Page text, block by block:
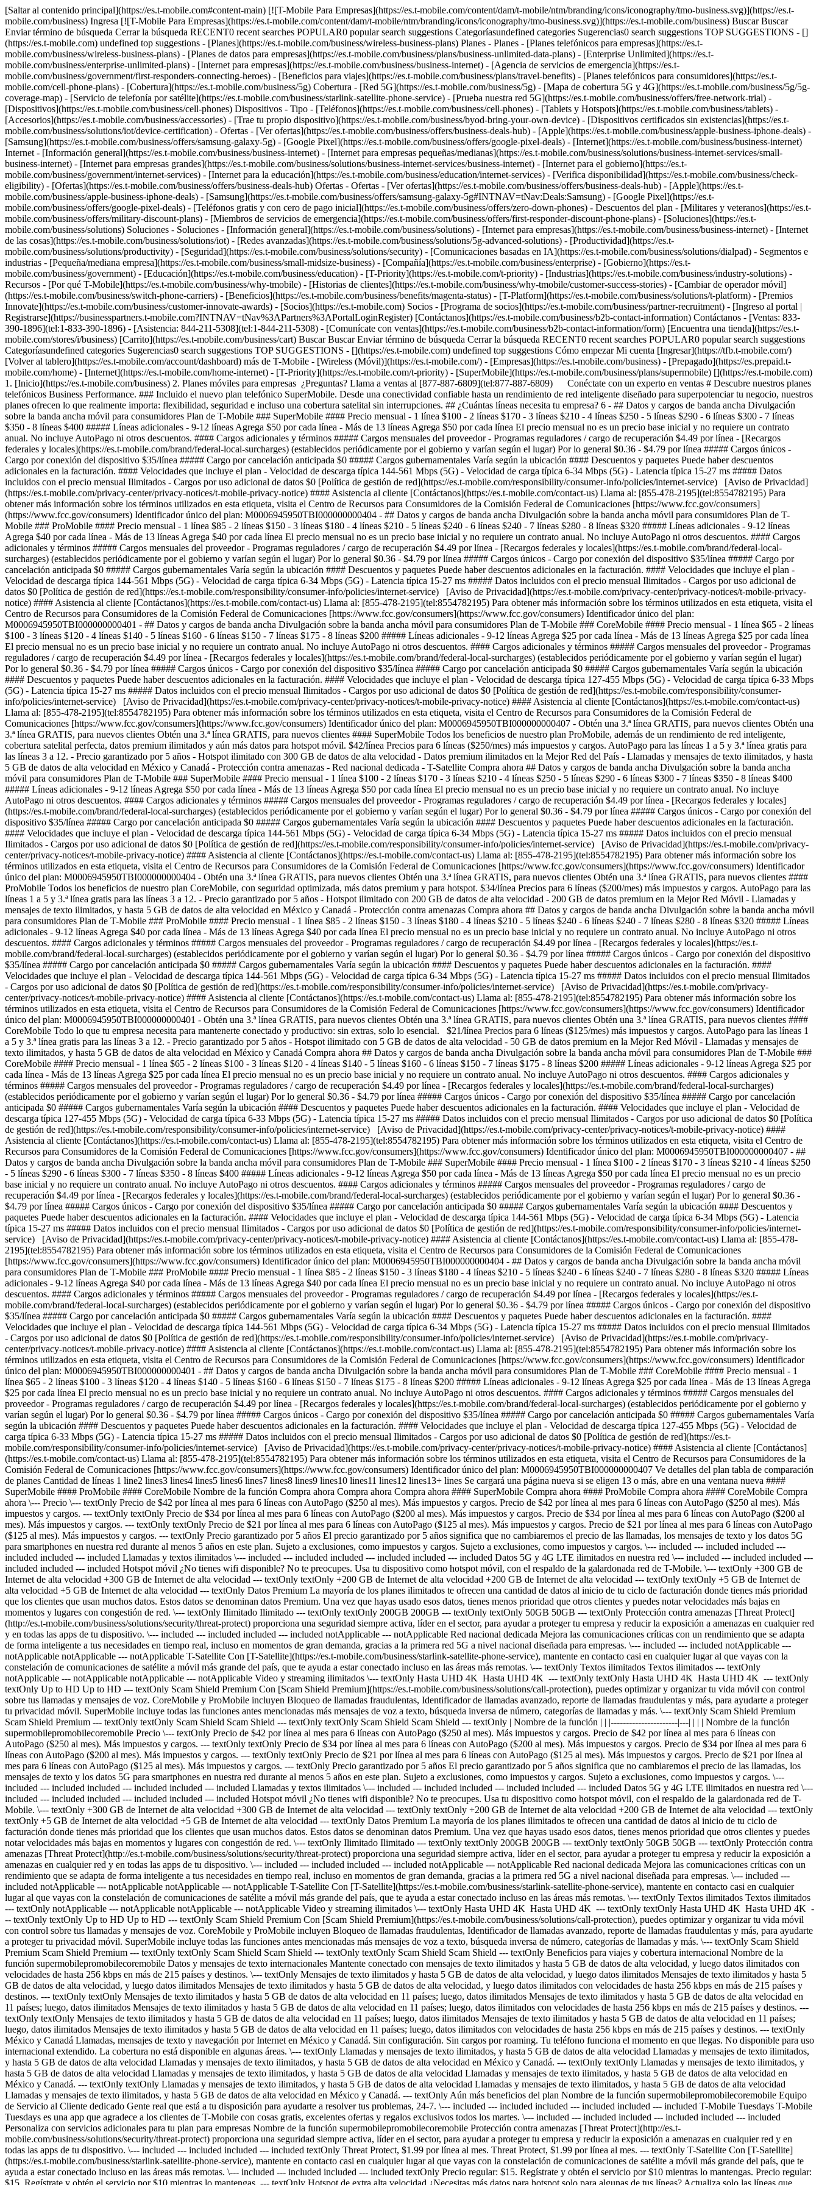
[Saltar al contenido principal](https://es.t-mobile.com#content-main) [![T-Mobile Para Empresas](https://es.t-mobile.com/content/dam/t-mobile/ntm/branding/icons/iconography/tmo-business.svg)](https://es.t-
mobile.com/business) Ingresa [![T-Mobile Para Empresas](https://es.t-mobile.com/content/dam/t-mobile/ntm/branding/icons/iconography/tmo-business.svg)](https://es.t-mobile.com/business) Buscar Buscar
Enviar término de búsqueda Cerrar la búsqueda RECENT0 recent searches POPULAR0 popular search suggestions Categoríasundefined categories Sugerencias0 search suggestions TOP SUGGESTIONS - []
(https://es.t-mobile.com) undefined top suggestions - [Planes](https://es.t-mobile.com/business/wireless-business-plans) Planes - Planes - [Planes telefónicos para empresas](https://es.t-
mobile.com/business/wireless-business-plans) - [Planes de datos para empresas](https://es.t-mobile.com/business/plans/business-unlimited-data-plans) - [Enterprise Unlimited](https://es.t-
mobile.com/business/enterprise-unlimited-plans) - [Internet para empresas](https://es.t-mobile.com/business/business-internet) - [Agencia de servicios de emergencia](https://es.t-
mobile.com/business/government/first-responders-connecting-heroes) - [Beneficios para viajes](https://es.t-mobile.com/business/plans/travel-benefits) - [Planes telefónicos para consumidores](https://es.t-
mobile.com/cell-phone-plans) - [Cobertura](https://es.t-mobile.com/business/5g) Cobertura - [Red 5G](https://es.t-mobile.com/business/5g) - [Mapa de cobertura 5G y 4G](https://es.t-mobile.com/business/5g/5g-
coverage-map) - [Servicio de telefonía por satélite](https://es.t-mobile.com/business/starlink-satellite-phone-service) - [Prueba nuestra red 5G](https://es.t-mobile.com/business/offers/free-network-trial) -
[Dispositivos](https://es.t-mobile.com/business/cell-phones) Dispositivos - Tipo - [Teléfonos](https://es.t-mobile.com/business/cell-phones) - [Tablets y Hotspots](https://es.t-mobile.com/business/tablets) -
[Accesorios](https://es.t-mobile.com/business/accessories) - [Trae tu propio dispositivo](https://es.t-mobile.com/business/byod-bring-your-own-device) - [Dispositivos certificados sin existencias](https://es.t-
mobile.com/business/solutions/iot/device-certification) - Ofertas - [Ver ofertas](https://es.t-mobile.com/business/offers/business-deals-hub) - [Apple](https://es.t-mobile.com/business/apple-business-iphone-deals) -
[Samsung](https://es.t-mobile.com/business/offers/samsung-galaxy-5g) - [Google Pixel](https://es.t-mobile.com/business/offers/google-pixel-deals) - [Internet](https://es.t-mobile.com/business/business-internet)
Internet - [Información general](https://es.t-mobile.com/business/business-internet) - [Internet para empresas pequeñas/medianas](https://es.t-mobile.com/business/solutions/business-internet-services/small-
business-internet) - [Internet para empresas grandes](https://es.t-mobile.com/business/solutions/business-internet-services/business-internet) - [Internet para el gobierno](https://es.t-
mobile.com/business/government/internet-services) - [Internet para la educación](https://es.t-mobile.com/business/education/internet-services) - [Verifica disponibilidad](https://es.t-mobile.com/business/check-
eligibility) - [Ofertas](https://es.t-mobile.com/business/offers/business-deals-hub) Ofertas - Ofertas - [Ver ofertas](https://es.t-mobile.com/business/offers/business-deals-hub) - [Apple](https://es.t-
mobile.com/business/apple-business-iphone-deals) - [Samsung](https://es.t-mobile.com/business/offers/samsung-galaxy-5g#INTNAV=tNav:Deals:Samsung) - [Google Pixel](https://es.t-
mobile.com/business/offers/google-pixel-deals) - [Teléfonos gratis y con cero de pago inicial](https://es.t-mobile.com/business/offers/zero-down-phones) - Descuentos del plan - [Militares y veteranos](https://es.t-
mobile.com/business/offers/military-discount-plans) - [Miembros de servicios de emergencia](https://es.t-mobile.com/business/offers/first-responder-discount-phone-plans) - [Soluciones](https://es.t-
mobile.com/business/solutions) Soluciones - Soluciones - [Información general](https://es.t-mobile.com/business/solutions) - [Internet para empresas](https://es.t-mobile.com/business/business-internet) - [Internet
de las cosas](https://es.t-mobile.com/business/solutions/iot) - [Redes avanzadas](https://es.t-mobile.com/business/solutions/5g-advanced-solutions) - [Productividad](https://es.t-
mobile.com/business/solutions/productivity) - [Seguridad](https://es.t-mobile.com/business/solutions/security) - [Comunicaciones basadas en IA](https://es.t-mobile.com/business/solutions/dialpad) - Segmentos e
industrias - [Pequeña/mediana empresa](https://es.t-mobile.com/business/small-midsize-business) - [Compañía](https://es.t-mobile.com/business/enterprise) - [Gobierno](https://es.t-
mobile.com/business/government) - [Educación](https://es.t-mobile.com/business/education) - [T-Priority](https://es.t-mobile.com/t-priority) - [Industrias](https://es.t-mobile.com/business/industry-solutions) -
Recursos - [Por qué T-Mobile](https://es.t-mobile.com/business/why-tmobile) - [Historias de clientes](https://es.t-mobile.com/business/why-tmobile/customer-success-stories) - [Cambiar de operador móvil]
(https://es.t-mobile.com/business/switch-phone-carriers) - [Beneficios](https://es.t-mobile.com/business/benefits/magenta-status) - [T-Platform](https://es.t-mobile.com/business/solutions/t-platform) - [Premios
Innovate](https://es.t-mobile.com/business/customer-innovate-awards) - [Socios](https://es.t-mobile.com) Socios - [Programa de socios](https://es.t-mobile.com/business/partner-recruitment) - [Ingreso al portal |
Registrarse](https://businesspartners.t-mobile.com?INTNAV=tNav%3APartners%3APortalLoginRegister) [Contáctanos](https://es.t-mobile.com/business/b2b-contact-information) Contáctanos - [Ventas: 833-
390-1896](tel:1-833-390-1896) - [Asistencia: 844-211-5308](tel:1-844-211-5308) - [Comunícate con ventas](https://es.t-mobile.com/business/b2b-contact-information/form) [Encuentra una tienda](https://es.t-
mobile.com/stores/i/business) [Carrito](https://es.t-mobile.com/business/cart) Buscar Buscar Enviar término de búsqueda Cerrar la búsqueda RECENT0 recent searches POPULAR0 popular search suggestions
Categoríasundefined categories Sugerencias0 search suggestions TOP SUGGESTIONS - [](https://es.t-mobile.com) undefined top suggestions Cómo empezar Mi cuenta [Ingresar](https://tfb.t-mobile.com/)
[Volver al tablero](https://es.t-mobile.com/account/dashboard) más de T-Mobile - [Wireless (Móvil)](https://es.t-mobile.com/) - [Empresas](https://es.t-mobile.com/business) - [Prepagado](https://es.prepaid.t-
mobile.com/home) - [Internet](https://es.t-mobile.com/home-internet) - [T-Priority](https://es.t-mobile.com/t-priority) - [SuperMobile](https://es.t-mobile.com/business/plans/supermobile) [](https://es.t-mobile.com)
1. [Inicio](https://es.t-mobile.com/business) 2. Planes móviles para empresas ¿Preguntas? Llama a ventas al [877-887-6809](tel:877-887-6809) Conéctate con un experto en ventas # Descubre nuestros planes
telefónicos Business Performance. ### Incluido el nuevo plan telefónico SuperMobile. Desde una conectividad confiable hasta un rendimiento de red inteligente diseñado para superpotenciar tu negocio, nuestros
planes ofrecen lo que realmente importa: flexibilidad, seguridad e incluso una cobertura satelital sin interrupciones. ## ¿Cuántas líneas necesita tu empresa? 6 - ## Datos y cargos de banda ancha Divulgación
sobre la banda ancha móvil para consumidores Plan de T-Mobile ### SuperMobile #### Precio mensual - 1 línea $100 - 2 líneas $170 - 3 líneas $210 - 4 líneas $250 - 5 líneas $290 - 6 líneas $300 - 7 líneas
$350 - 8 líneas $400 ##### Líneas adicionales - 9-12 líneas Agrega $50 por cada línea - Más de 13 líneas Agrega $50 por cada línea El precio mensual no es un precio base inicial y no requiere un contrato
anual. No incluye AutoPago ni otros descuentos. #### Cargos adicionales y términos ##### Cargos mensuales del proveedor - Programas reguladores / cargo de recuperación $4.49 por línea - [Recargos
federales y locales](https://es.t-mobile.com/brand/federal-local-surcharges) (establecidos periódicamente por el gobierno y varían según el lugar) Por lo general $0.36 - $4.79 por línea ##### Cargos únicos -
Cargo por conexión del dispositivo $35/línea ##### Cargo por cancelación anticipada $0 ##### Cargos gubernamentales Varía según la ubicación #### Descuentos y paquetes Puede haber descuentos
adicionales en la facturación. #### Velocidades que incluye el plan - Velocidad de descarga típica 144-561 Mbps (5G) - Velocidad de carga típica 6-34 Mbps (5G) - Latencia típica 15-27 ms ##### Datos
incluidos con el precio mensual Ilimitados - Cargos por uso adicional de datos $0 [Política de gestión de red](https://es.t-mobile.com/responsibility/consumer-info/policies/internet-service) [Aviso de Privacidad]
(https://es.t-mobile.com/privacy-center/privacy-notices/t-mobile-privacy-notice) #### Asistencia al cliente [Contáctanos](https://es.t-mobile.com/contact-us) Llama al: [855-478-2195](tel:8554782195) Para
obtener más información sobre los términos utilizados en esta etiqueta, visita el Centro de Recursos para Consumidores de la Comisión Federal de Comunicaciones [https://www.fcc.gov/consumers]
(https://www.fcc.gov/consumers) Identificador único del plan: M0006945950TBI000000000404 - ## Datos y cargos de banda ancha Divulgación sobre la banda ancha móvil para consumidores Plan de T-
Mobile ### ProMobile #### Precio mensual - 1 línea $85 - 2 líneas $150 - 3 líneas $180 - 4 líneas $210 - 5 líneas $240 - 6 líneas $240 - 7 líneas $280 - 8 líneas $320 ##### Líneas adicionales - 9-12 líneas
Agrega $40 por cada línea - Más de 13 líneas Agrega $40 por cada línea El precio mensual no es un precio base inicial y no requiere un contrato anual. No incluye AutoPago ni otros descuentos. #### Cargos
adicionales y términos ##### Cargos mensuales del proveedor - Programas reguladores / cargo de recuperación $4.49 por línea - [Recargos federales y locales](https://es.t-mobile.com/brand/federal-local-
surcharges) (establecidos periódicamente por el gobierno y varían según el lugar) Por lo general $0.36 - $4.79 por línea ##### Cargos únicos - Cargo por conexión del dispositivo $35/línea ##### Cargo por
cancelación anticipada $0 ##### Cargos gubernamentales Varía según la ubicación #### Descuentos y paquetes Puede haber descuentos adicionales en la facturación. #### Velocidades que incluye el plan -
Velocidad de descarga típica 144-561 Mbps (5G) - Velocidad de carga típica 6-34 Mbps (5G) - Latencia típica 15-27 ms ##### Datos incluidos con el precio mensual Ilimitados - Cargos por uso adicional de
datos $0 [Política de gestión de red](https://es.t-mobile.com/responsibility/consumer-info/policies/internet-service) [Aviso de Privacidad](https://es.t-mobile.com/privacy-center/privacy-notices/t-mobile-privacy-
notice) #### Asistencia al cliente [Contáctanos](https://es.t-mobile.com/contact-us) Llama al: [855-478-2195](tel:8554782195) Para obtener más información sobre los términos utilizados en esta etiqueta, visita el
Centro de Recursos para Consumidores de la Comisión Federal de Comunicaciones [https://www.fcc.gov/consumers](https://www.fcc.gov/consumers) Identificador único del plan:
M0006945950TBI000000000401 - ## Datos y cargos de banda ancha Divulgación sobre la banda ancha móvil para consumidores Plan de T-Mobile ### CoreMobile #### Precio mensual - 1 línea $65 - 2 líneas
$100 - 3 líneas $120 - 4 líneas $140 - 5 líneas $160 - 6 líneas $150 - 7 líneas $175 - 8 líneas $200 ##### Líneas adicionales - 9-12 líneas Agrega $25 por cada línea - Más de 13 líneas Agrega $25 por cada línea
El precio mensual no es un precio base inicial y no requiere un contrato anual. No incluye AutoPago ni otros descuentos. #### Cargos adicionales y términos ##### Cargos mensuales del proveedor - Programas
reguladores / cargo de recuperación $4.49 por línea - [Recargos federales y locales](https://es.t-mobile.com/brand/federal-local-surcharges) (establecidos periódicamente por el gobierno y varían según el lugar)
Por lo general $0.36 - $4.79 por línea ##### Cargos únicos - Cargo por conexión del dispositivo $35/línea ##### Cargo por cancelación anticipada $0 ##### Cargos gubernamentales Varía según la ubicación
#### Descuentos y paquetes Puede haber descuentos adicionales en la facturación. #### Velocidades que incluye el plan - Velocidad de descarga típica 127-455 Mbps (5G) - Velocidad de carga típica 6-33 Mbps
(5G) - Latencia típica 15-27 ms ##### Datos incluidos con el precio mensual Ilimitados - Cargos por uso adicional de datos $0 [Política de gestión de red](https://es.t-mobile.com/responsibility/consumer-
info/policies/internet-service) [Aviso de Privacidad](https://es.t-mobile.com/privacy-center/privacy-notices/t-mobile-privacy-notice) #### Asistencia al cliente [Contáctanos](https://es.t-mobile.com/contact-us)
Llama al: [855-478-2195](tel:8554782195) Para obtener más información sobre los términos utilizados en esta etiqueta, visita el Centro de Recursos para Consumidores de la Comisión Federal de
Comunicaciones [https://www.fcc.gov/consumers](https://www.fcc.gov/consumers) Identificador único del plan: M0006945950TBI000000000407 - Obtén una 3.ª línea GRATIS, para nuevos clientes Obtén una
3.ª línea GRATIS, para nuevos clientes Obtén una 3.ª línea GRATIS, para nuevos clientes #### SuperMobile Todos los beneficios de nuestro plan ProMobile, además de un rendimiento de red inteligente,
cobertura satelital perfecta, datos premium ilimitados y aún más datos para hotspot móvil. $42/línea Precios para 6 líneas ($250/mes) más impuestos y cargos. AutoPago para las líneas 1 a 5 y 3.ª línea gratis para
las líneas 3 a 12. - Precio garantizado por 5 años - Hotspot ilimitado con 300 GB de datos de alta velocidad - Datos premium ilimitados en la Mejor Red del País - Llamadas y mensajes de texto ilimitados, y hasta
5 GB de datos de alta velocidad en México y Canadá - Protección contra amenazas - Red nacional dedicada - T-Satellite Compra ahora ## Datos y cargos de banda ancha Divulgación sobre la banda ancha
móvil para consumidores Plan de T-Mobile ### SuperMobile #### Precio mensual - 1 línea $100 - 2 líneas $170 - 3 líneas $210 - 4 líneas $250 - 5 líneas $290 - 6 líneas $300 - 7 líneas $350 - 8 líneas $400
##### Líneas adicionales - 9-12 líneas Agrega $50 por cada línea - Más de 13 líneas Agrega $50 por cada línea El precio mensual no es un precio base inicial y no requiere un contrato anual. No incluye
AutoPago ni otros descuentos. #### Cargos adicionales y términos ##### Cargos mensuales del proveedor - Programas reguladores / cargo de recuperación $4.49 por línea - [Recargos federales y locales]
(https://es.t-mobile.com/brand/federal-local-surcharges) (establecidos periódicamente por el gobierno y varían según el lugar) Por lo general $0.36 - $4.79 por línea ##### Cargos únicos - Cargo por conexión del
dispositivo $35/línea ##### Cargo por cancelación anticipada $0 ##### Cargos gubernamentales Varía según la ubicación #### Descuentos y paquetes Puede haber descuentos adicionales en la facturación.
#### Velocidades que incluye el plan - Velocidad de descarga típica 144-561 Mbps (5G) - Velocidad de carga típica 6-34 Mbps (5G) - Latencia típica 15-27 ms ##### Datos incluidos con el precio mensual
Ilimitados - Cargos por uso adicional de datos $0 [Política de gestión de red](https://es.t-mobile.com/responsibility/consumer-info/policies/internet-service) [Aviso de Privacidad](https://es.t-mobile.com/privacy-
center/privacy-notices/t-mobile-privacy-notice) #### Asistencia al cliente [Contáctanos](https://es.t-mobile.com/contact-us) Llama al: [855-478-2195](tel:8554782195) Para obtener más información sobre los
términos utilizados en esta etiqueta, visita el Centro de Recursos para Consumidores de la Comisión Federal de Comunicaciones [https://www.fcc.gov/consumers](https://www.fcc.gov/consumers) Identificador
único del plan: M0006945950TBI000000000404 - Obtén una 3.ª línea GRATIS, para nuevos clientes Obtén una 3.ª línea GRATIS, para nuevos clientes Obtén una 3.ª línea GRATIS, para nuevos clientes ####
ProMobile Todos los beneficios de nuestro plan CoreMobile, con seguridad optimizada, más datos premium y para hotspot. $34/línea Precios para 6 líneas ($200/mes) más impuestos y cargos. AutoPago para las
líneas 1 a 5 y 3.ª línea gratis para las líneas 3 a 12. - Precio garantizado por 5 años - Hotspot ilimitado con 200 GB de datos de alta velocidad - 200 GB de datos premium en la Mejor Red Móvil - Llamadas y
mensajes de texto ilimitados, y hasta 5 GB de datos de alta velocidad en México y Canadá - Protección contra amenazas Compra ahora ## Datos y cargos de banda ancha Divulgación sobre la banda ancha móvil
para consumidores Plan de T-Mobile ### ProMobile #### Precio mensual - 1 línea $85 - 2 líneas $150 - 3 líneas $180 - 4 líneas $210 - 5 líneas $240 - 6 líneas $240 - 7 líneas $280 - 8 líneas $320 ##### Líneas
adicionales - 9-12 líneas Agrega $40 por cada línea - Más de 13 líneas Agrega $40 por cada línea El precio mensual no es un precio base inicial y no requiere un contrato anual. No incluye AutoPago ni otros
descuentos. #### Cargos adicionales y términos ##### Cargos mensuales del proveedor - Programas reguladores / cargo de recuperación $4.49 por línea - [Recargos federales y locales](https://es.t-
mobile.com/brand/federal-local-surcharges) (establecidos periódicamente por el gobierno y varían según el lugar) Por lo general $0.36 - $4.79 por línea ##### Cargos únicos - Cargo por conexión del dispositivo
$35/línea ##### Cargo por cancelación anticipada $0 ##### Cargos gubernamentales Varía según la ubicación #### Descuentos y paquetes Puede haber descuentos adicionales en la facturación. ####
Velocidades que incluye el plan - Velocidad de descarga típica 144-561 Mbps (5G) - Velocidad de carga típica 6-34 Mbps (5G) - Latencia típica 15-27 ms ##### Datos incluidos con el precio mensual Ilimitados
- Cargos por uso adicional de datos $0 [Política de gestión de red](https://es.t-mobile.com/responsibility/consumer-info/policies/internet-service) [Aviso de Privacidad](https://es.t-mobile.com/privacy-
center/privacy-notices/t-mobile-privacy-notice) #### Asistencia al cliente [Contáctanos](https://es.t-mobile.com/contact-us) Llama al: [855-478-2195](tel:8554782195) Para obtener más información sobre los
términos utilizados en esta etiqueta, visita el Centro de Recursos para Consumidores de la Comisión Federal de Comunicaciones [https://www.fcc.gov/consumers](https://www.fcc.gov/consumers) Identificador
único del plan: M0006945950TBI000000000401 - Obtén una 3.ª línea GRATIS, para nuevos clientes Obtén una 3.ª línea GRATIS, para nuevos clientes Obtén una 3.ª línea GRATIS, para nuevos clientes ####
CoreMobile Todo lo que tu empresa necesita para mantenerte conectado y productivo: sin extras, solo lo esencial. $21/línea Precios para 6 líneas ($125/mes) más impuestos y cargos. AutoPago para las líneas 1
a 5 y 3.ª línea gratis para las líneas 3 a 12. - Precio garantizado por 5 años - Hotspot ilimitado con 5 GB de datos de alta velocidad - 50 GB de datos premium en la Mejor Red Móvil - Llamadas y mensajes de
texto ilimitados, y hasta 5 GB de datos de alta velocidad en México y Canadá Compra ahora ## Datos y cargos de banda ancha Divulgación sobre la banda ancha móvil para consumidores Plan de T-Mobile ###
CoreMobile #### Precio mensual - 1 línea $65 - 2 líneas $100 - 3 líneas $120 - 4 líneas $140 - 5 líneas $160 - 6 líneas $150 - 7 líneas $175 - 8 líneas $200 ##### Líneas adicionales - 9-12 líneas Agrega $25 por
cada línea - Más de 13 líneas Agrega $25 por cada línea El precio mensual no es un precio base inicial y no requiere un contrato anual. No incluye AutoPago ni otros descuentos. #### Cargos adicionales y
términos ##### Cargos mensuales del proveedor - Programas reguladores / cargo de recuperación $4.49 por línea - [Recargos federales y locales](https://es.t-mobile.com/brand/federal-local-surcharges)
(establecidos periódicamente por el gobierno y varían según el lugar) Por lo general $0.36 - $4.79 por línea ##### Cargos únicos - Cargo por conexión del dispositivo $35/línea ##### Cargo por cancelación
anticipada $0 ##### Cargos gubernamentales Varía según la ubicación #### Descuentos y paquetes Puede haber descuentos adicionales en la facturación. #### Velocidades que incluye el plan - Velocidad de
descarga típica 127-455 Mbps (5G) - Velocidad de carga típica 6-33 Mbps (5G) - Latencia típica 15-27 ms ##### Datos incluidos con el precio mensual Ilimitados - Cargos por uso adicional de datos $0 [Política
de gestión de red](https://es.t-mobile.com/responsibility/consumer-info/policies/internet-service) [Aviso de Privacidad](https://es.t-mobile.com/privacy-center/privacy-notices/t-mobile-privacy-notice) ####
Asistencia al cliente [Contáctanos](https://es.t-mobile.com/contact-us) Llama al: [855-478-2195](tel:8554782195) Para obtener más información sobre los términos utilizados en esta etiqueta, visita el Centro de
Recursos para Consumidores de la Comisión Federal de Comunicaciones [https://www.fcc.gov/consumers](https://www.fcc.gov/consumers) Identificador único del plan: M0006945950TBI000000000407 - ## Datos y cargos de banda ancha Divulgación sobre la banda ancha móvil para consumidores Plan de T-Mobile ### SuperMobile #### Precio mensual - 1 línea $100 - 2 líneas $170 - 3 líneas $210 - 4 líneas $250 - 5 líneas $290 - 6 líneas $300 - 7 líneas $350 - 8 líneas $400 ##### Líneas adicionales - 9-12 líneas Agrega $50 por cada línea - Más de 13 líneas Agrega $50 por cada línea El precio mensual no es un precio base inicial y no requiere un contrato anual. No incluye AutoPago ni otros descuentos. #### Cargos adicionales y términos ##### Cargos mensuales del proveedor - Programas reguladores / cargo de recuperación $4.49 por línea - [Recargos federales y locales](https://es.t-mobile.com/brand/federal-local-surcharges) (establecidos periódicamente por el gobierno y varían según el lugar) Por lo general $0.36 - $4.79 por línea ##### Cargos únicos - Cargo por conexión del dispositivo $35/línea ##### Cargo por cancelación anticipada $0 ##### Cargos gubernamentales Varía según la ubicación #### Descuentos y paquetes Puede haber descuentos adicionales en la facturación. #### Velocidades que incluye el plan - Velocidad de descarga típica 144-561 Mbps (5G) - Velocidad de carga típica 6-34 Mbps (5G) - Latencia típica 15-27 ms ##### Datos incluidos con el precio mensual Ilimitados - Cargos por uso adicional de datos $0 [Política de gestión de red](https://es.t-mobile.com/responsibility/consumer-info/policies/internet-service) [Aviso de Privacidad](https://es.t-mobile.com/privacy-center/privacy-notices/t-mobile-privacy-notice) #### Asistencia al cliente [Contáctanos](https://es.t-mobile.com/contact-us) Llama al: [855-478-2195](tel:8554782195) Para obtener más información sobre los términos utilizados en esta etiqueta, visita el Centro de Recursos para Consumidores de la Comisión Federal de Comunicaciones [https://www.fcc.gov/consumers](https://www.fcc.gov/consumers) Identificador único del plan: M0006945950TBI000000000404 - ## Datos y cargos de banda ancha Divulgación sobre la banda ancha móvil para consumidores Plan de T-Mobile ### ProMobile #### Precio mensual - 1 línea $85 - 2 líneas $150 - 3 líneas $180 - 4 líneas $210 - 5 líneas $240 - 6 líneas $240 - 7 líneas $280 - 8 líneas $320 ##### Líneas adicionales - 9-12 líneas Agrega $40 por cada línea - Más de 13 líneas Agrega $40 por cada línea El precio mensual no es un precio base inicial y no requiere un contrato anual. No incluye AutoPago ni otros descuentos. #### Cargos adicionales y términos ##### Cargos mensuales del proveedor - Programas reguladores / cargo de recuperación $4.49 por línea - [Recargos federales y locales](https://es.t-mobile.com/brand/federal-local-surcharges) (establecidos periódicamente por el gobierno y varían según el lugar) Por lo general $0.36 - $4.79 por línea ##### Cargos únicos - Cargo por conexión del dispositivo $35/línea ##### Cargo por cancelación anticipada $0 ##### Cargos gubernamentales Varía según la ubicación #### Descuentos y paquetes Puede haber descuentos adicionales en la facturación. #### Velocidades que incluye el plan - Velocidad de descarga típica 144-561 Mbps (5G) - Velocidad de carga típica 6-34 Mbps (5G) - Latencia típica 15-27 ms ##### Datos incluidos con el precio mensual Ilimitados - Cargos por uso adicional de datos $0 [Política de gestión de red](https://es.t-mobile.com/responsibility/consumer-info/policies/internet-service) [Aviso de Privacidad](https://es.t-mobile.com/privacy-center/privacy-notices/t-mobile-privacy-notice) #### Asistencia al cliente [Contáctanos](https://es.t-mobile.com/contact-us) Llama al: [855-478-2195](tel:8554782195) Para obtener más información sobre los términos utilizados en esta etiqueta, visita el Centro de Recursos para Consumidores de la Comisión Federal de Comunicaciones [https://www.fcc.gov/consumers](https://www.fcc.gov/consumers) Identificador único del plan: M0006945950TBI000000000401 - ## Datos y cargos de banda ancha Divulgación sobre la banda ancha móvil para consumidores Plan de T-Mobile ### CoreMobile #### Precio mensual - 1 línea $65 - 2 líneas $100 - 3 líneas $120 - 4 líneas $140 - 5 líneas $160 - 6 líneas $150 - 7 líneas $175 - 8 líneas $200 ##### Líneas adicionales - 9-12 líneas Agrega $25 por cada línea - Más de 13 líneas Agrega $25 por cada línea El precio mensual no es un precio base inicial y no requiere un contrato anual. No incluye AutoPago ni otros descuentos. #### Cargos adicionales y términos ##### Cargos mensuales del proveedor - Programas reguladores / cargo de recuperación $4.49 por línea - [Recargos federales y locales](https://es.t-mobile.com/brand/federal-local-surcharges) (establecidos periódicamente por el gobierno y varían según el lugar) Por lo general $0.36 - $4.79 por línea ##### Cargos únicos - Cargo por conexión del dispositivo $35/línea ##### Cargo por cancelación anticipada $0 ##### Cargos gubernamentales Varía según la ubicación #### Descuentos y paquetes Puede haber descuentos adicionales en la facturación. #### Velocidades que incluye el plan - Velocidad de descarga típica 127-455 Mbps (5G) - Velocidad de carga típica 6-33 Mbps (5G) - Latencia típica 15-27 ms ##### Datos incluidos con el precio mensual Ilimitados - Cargos por uso adicional de datos $0 [Política de gestión de red](https://es.t-mobile.com/responsibility/consumer-info/policies/internet-service) [Aviso de Privacidad](https://es.t-mobile.com/privacy-center/privacy-notices/t-mobile-privacy-notice) #### Asistencia al cliente [Contáctanos](https://es.t-mobile.com/contact-us) Llama al: [855-478-2195](tel:8554782195) Para obtener más información sobre los términos utilizados en esta etiqueta, visita el Centro de Recursos para Consumidores de la Comisión Federal de Comunicaciones [https://www.fcc.gov/consumers](https://www.fcc.gov/consumers) Identificador único del plan: M0006945950TBI000000000407 Ve detalles del plan tabla de comparación de planes Cantidad de líneas 1 line2 lines3 lines4 lines5 lines6 lines7 lines8 lines9 lines10 lines11 lines12 lines13+ lines Se cargará una página nueva si se eligen 13 o más, abre en una ventana nueva #### SuperMobile #### ProMobile #### CoreMobile Nombre de la función Compra ahora Compra ahora Compra ahora #### SuperMobile Compra ahora #### ProMobile Compra ahora #### CoreMobile Compra ahora \--- Precio \--- textOnly Precio de $42 por línea al mes para 6 líneas con AutoPago ($250 al mes). Más impuestos y cargos. Precio de $42 por línea al mes para 6 líneas con AutoPago ($250 al mes). Más impuestos y cargos. --- textOnly textOnly Precio de $34 por línea al mes para 6 líneas con AutoPago ($200 al mes). Más impuestos y cargos. Precio de $34 por línea al mes para 6 líneas con AutoPago ($200 al mes). Más impuestos y cargos. --- textOnly textOnly Precio de $21 por línea al mes para 6 líneas con AutoPago ($125 al mes). Más impuestos y cargos. Precio de $21 por línea al mes para 6 líneas con AutoPago ($125 al mes). Más impuestos y cargos. --- textOnly Precio garantizado por 5 años El precio garantizado por 5 años significa que no cambiaremos el precio de las llamadas, los mensajes de texto y los datos 5G para smartphones en nuestra red durante al menos 5 años en este plan. Sujeto a exclusiones, como impuestos y cargos. Sujeto a exclusiones, como impuestos y cargos. \--- included --- included included --- included included --- included Llamadas y textos ilimitados \--- included --- included included --- included included --- included Datos 5G y 4G LTE ilimitados en nuestra red \--- included --- included included --- included included --- included Hotspot móvil ¿No tienes wifi disponible? No te preocupes. Usa tu dispositivo como hotspot móvil, con el respaldo de la galardonada red de T-Mobile. \--- textOnly +300 GB de Internet de alta velocidad +300 GB de Internet de alta velocidad --- textOnly textOnly +200 GB de Internet de alta velocidad +200 GB de Internet de alta velocidad --- textOnly textOnly +5 GB de Internet de alta velocidad +5 GB de Internet de alta velocidad --- textOnly Datos Premium La mayoría de los planes ilimitados te ofrecen una cantidad de datos al inicio de tu ciclo de facturación donde tienes más prioridad que los clientes que usan muchos datos. Estos datos se denominan datos Premium. Una vez que hayas usado esos datos, tienes menos prioridad que otros clientes y puedes notar velocidades más bajas en momentos y lugares con congestión de red. \--- textOnly Ilimitado Ilimitado --- textOnly textOnly 200GB 200GB --- textOnly textOnly 50GB 50GB --- textOnly Protección contra amenazas [Threat Protect](http://es.t-mobile.com/business/solutions/security/threat-protect) proporciona una seguridad siempre activa, líder en el sector, para ayudar a proteger tu empresa y reducir la exposición a amenazas en cualquier red y en todas las apps de tu dispositivo. \--- included --- included included --- included notApplicable --- notApplicable Red nacional dedicada Mejora las comunicaciones críticas con un rendimiento que se adapta de forma inteligente a tus necesidades en tiempo real, incluso en momentos de gran demanda, gracias a la primera red 5G a nivel nacional diseñada para empresas. \--- included --- included notApplicable --- notApplicable notApplicable --- notApplicable T-Satellite Con [T-Satellite](https://es.t-mobile.com/business/starlink-satellite-phone-service), mantente en contac